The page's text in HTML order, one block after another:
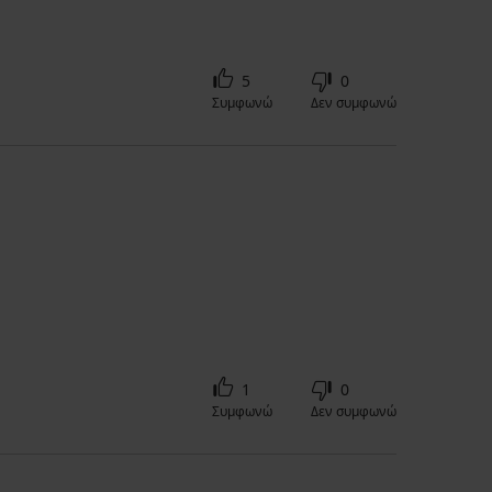
5
Συμφωνώ
0
Δεν συμφωνώ
1
Συμφωνώ
0
Δεν συμφωνώ